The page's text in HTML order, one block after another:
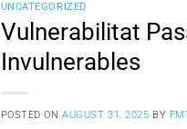
UNCATEGORIZED
Vulnerabilitat
Invulnerables
POSTED ONAUGUST 31, 2025 BY